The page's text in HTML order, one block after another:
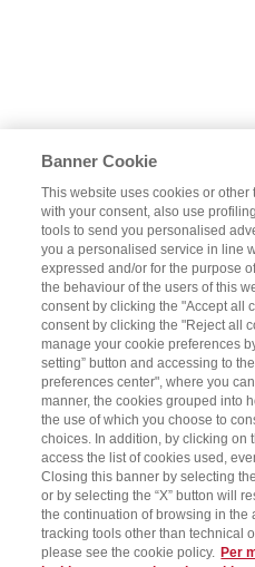
Banner Cookie
This website uses cookies or
with your consent, also use
tools to send you personalised
you a personalised service in line
expressed and/or for the purpose
the behaviour of the users of this
consent by clicking the "Accept all
consent by clicking the "Reject all
manage your cookie preferences
setting” button and accessing to
preferences center", where you
manner, the cookies grouped into
the use of which you choose to
choices. In addition, by clicking on
access the list of cookies used,
Closing this banner by selecting
or by selecting the “X” button will
the continuation of browsing in the
tracking tools other than technical
please see the cookie policy. Per